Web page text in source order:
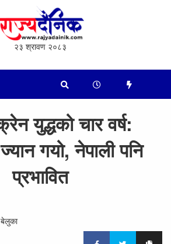
२३ श्रावण २०८३
युद्धको चार वर्ष:
गयो, नेपाली पनि
प्रभावित